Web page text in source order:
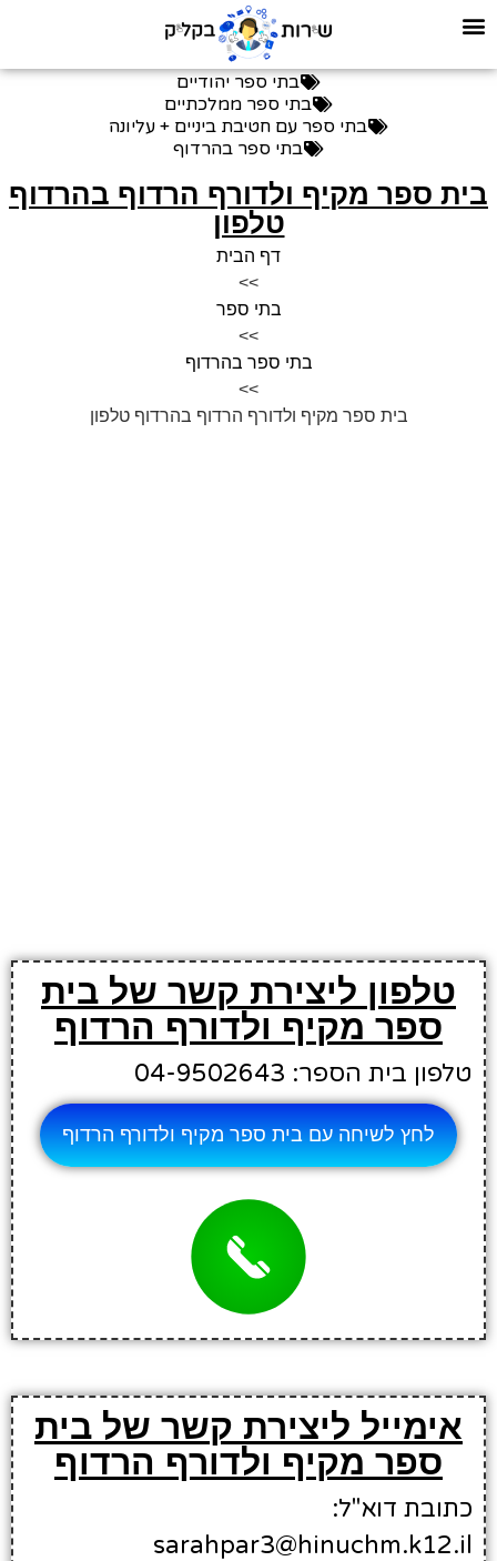
בתי ספר יהודיים
בתי ספר ממלכתיים
בתי ספר עם חטיבת ביניים + עליונה
בתי ספר בהרדוף
בית ספר מקיף ולדורף הרדוף בהרדוף
טלפון
דף הבית
>>
בתי ספר
>>
בתי ספר בהרדוף
>>
בית ספר מקיף ולדורף הרדוף בהרדוף טלפון
טלפון ליצירת קשר של בית
ספר מקיף ולדורף הרדוף
טלפון בית הספר: 04-9502643
לחץ לשיחה עם בית ספר מקיף ולדורף הרדוף
אימייל ליצירת קשר של בית
ספר מקיף ולדורף הרדוף
כתובת דוא"ל:
sarahpar3@hinuchm.k12.il